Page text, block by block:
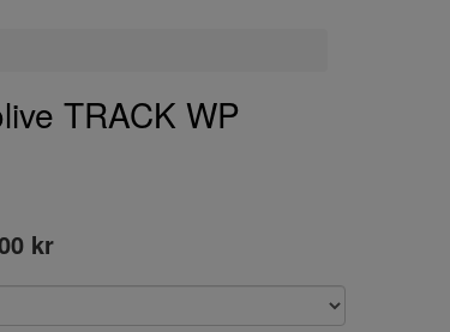
TRACK WP
kr